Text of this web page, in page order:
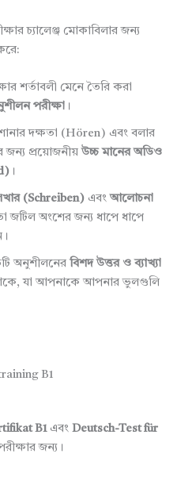
চ্যালেঞ্জ মোকাবিলার জন্য
শর্তাবলী মেনে তৈরি করা
পরীক্ষা।
দক্ষতা (Hören) এবং বলার
জন্য প্রয়োজনীয় উচ্চ মানের অডিও
।
(Schreiben)এবং আলোচনা
জটিল অংশের জন্য ধাপে ধাপে
অনুশীলনের বিশদ উত্তর ও ব্যাখ্যা
যা আপনাকে আপনার ভুলগুলি
B1
B1এবং Deutsch-Test für
জন্য।